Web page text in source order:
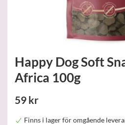
Happy Dog Soft
Africa 100g
59 kr
Finns i lager för omgående